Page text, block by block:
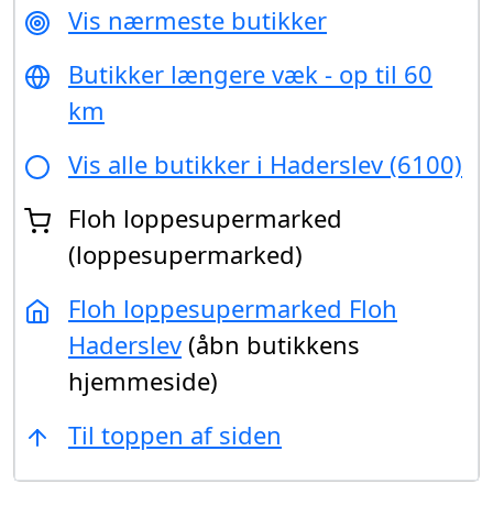
Vis nærmeste butikker
Butikker længere væk - op til 60
km
Vis alle butikker i Haderslev (6100)
Floh loppesupermarked
(loppesupermarked)
Floh loppesupermarked Floh
Haderslev (åbn butikkens
hjemmeside)
Til toppen af siden